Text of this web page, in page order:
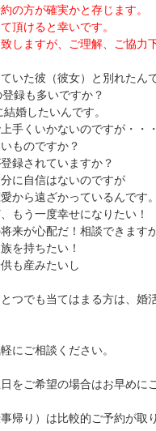
の方が確実かと存じます。
頂けると幸いです。
しますが、ご理解、ご協力
いた彼（彼女）と別れたんで
登録も多いですか？
結婚したいんです。
手くいかないのですが・・・
ものですか？
録されていますか？
分に自信はないのですが
から遠ざかっているんです。
もう一度幸せになりたい！
将来が心配だ！相談できます
を持ちたい！
も産みたいし
とつでも当てはまる方は、婚
にご相談ください。
をご希望の場合はお早めに
帰り）は比較的ご予約が取